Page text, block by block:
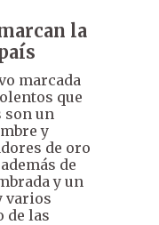
la
marcada
que
son un
y
de oro
de
y un
varios
de las